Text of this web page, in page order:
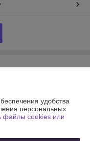
«Фурнитурка-
удобства
персональных
файлы cookies или